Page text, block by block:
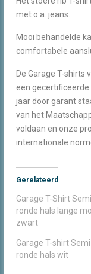
met o.a. jeans.
Mooi behandelde
comfortabele
De Garage T-shirts
een gecertificeerde
jaar door garant
van het
voldaan en onze
internationale
Gerelateerd
Garage T-Shirt
ronde hals lange
zwart
Garage T-shirt
ronde hals wit